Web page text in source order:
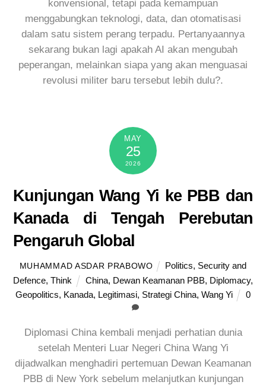
konvensional, tetapi pada kemampuan
menggabungkan teknologi, data, dan otomatisasi
dalam satu sistem perang terpadu. Pertanyaannya
sekarang bukan lagi apakah AI akan mengubah
peperangan, melainkan siapa yang akan menguasai
revolusi militer baru tersebut lebih dulu?.
MAY
25
2026
Kunjungan Wang Yi ke PBB dan
Kanada di Tengah Perebutan
Pengaruh Global
MUHAMMAD ASDAR PRABOWO Politics, Security and
Defence,Think China, Dewan Keamanan PBB, Diplomacy,
Geopolitics, Kanada, Legitimasi, Strategi China, Wang Yi 0
Diplomasi China kembali menjadi perhatian dunia
setelah Menteri Luar Negeri China Wang Yi
dijadwalkan menghadiri pertemuan Dewan Keamanan
PBB di New York sebelum melanjutkan kunjungan